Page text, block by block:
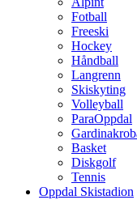
Fotball
Freeski
Hockey
Håndball
Langrenn
Skiskyting
Volleyball
ParaOppdal
Basket
Diskgolf
Tennis
Oppdal Skistadion